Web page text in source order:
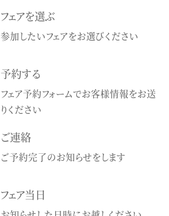
フェアを選ぶ
参加したいフェアをお選びください
予約する
フェア予約フォームでお客様情報をお送
りください
ご連絡
ご予約完了のお知らせをします
フェア当日